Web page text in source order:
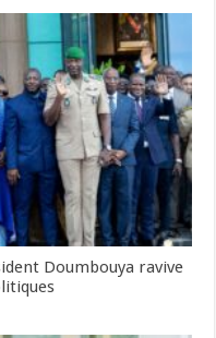
Doumbouya ravive